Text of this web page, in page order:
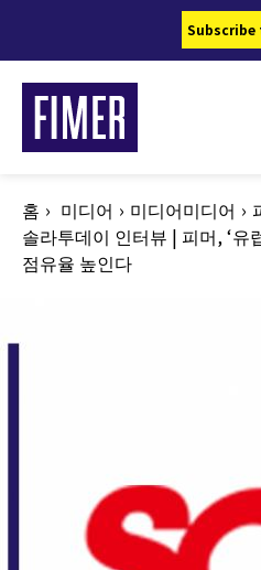
Subscribe
홈 미디어 미디어미디어
솔라투데이 인터뷰 | 피머, ‘유
점유율 높인다